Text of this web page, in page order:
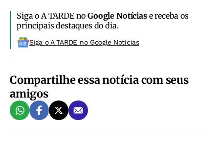
Siga o A TARDE noGoogle Notíciase receba os
principais destaques do dia.
Siga o A TARDE no Google Noticias
Compartilhe essa notícia com seus
amigos